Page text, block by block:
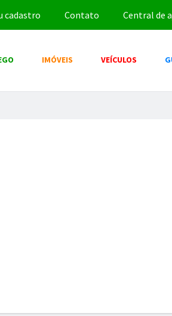
cadastro Contato Central de
IMÓVEIS VEÍCULOS